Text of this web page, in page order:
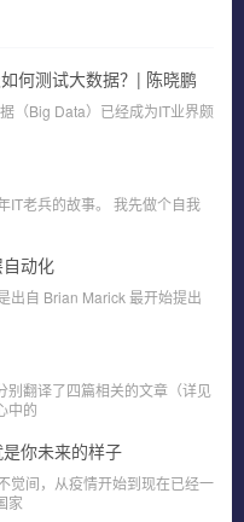
何测试大数据？| 陈晓鹏
（Big Data）已经成为IT业界颇
IT老兵的故事。 我先做个自我
动化
出自 Brian Marick 最开始提出
别翻译了四篇相关的文章（详见
中的
你未来的样子
觉间，从疫情开始到现在已经一
家